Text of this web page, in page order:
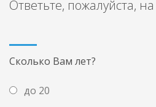
Ответьте, пожалуйста,
Сколько Вам лет?
до 20